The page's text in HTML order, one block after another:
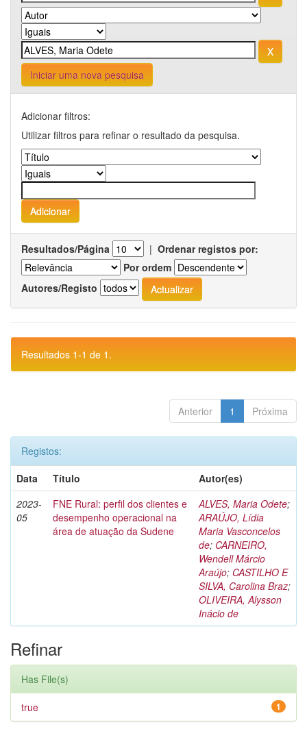
Iniciar uma nova pesquisa
Adicionar filtros:
Utilizar filtros para refinar o resultado da pesquisa.
Resultados/Página | Ordenar registos por:
Por ordem
Autores/Registo
Resultados 1-1 de 1.
Anterior 1 Próxima
Registos:
Data
Título
Autor(es)
2023-
05
FNE Rural: perfil dos clientes e
desempenho operacional na
área de atuação da Sudene
ALVES, Maria Odete;
ARAÚJO, Lídia
Maria Vasconcelos
de; CARNEIRO,
Wendell Márcio
Araújo; CASTILHO E
SILVA, Carolina Braz;
OLIVEIRA, Alysson
Inácio de
Refinar
Has File(s)
1
true